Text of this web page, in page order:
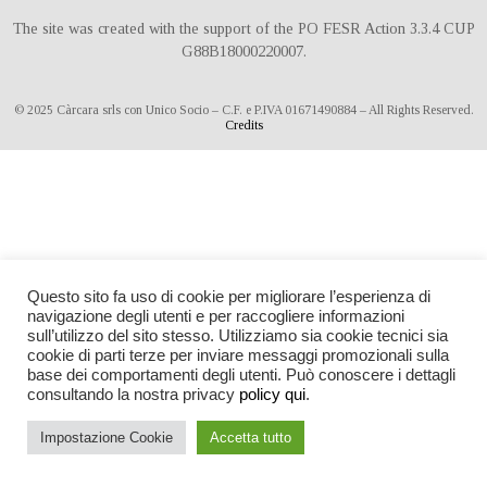
The site was created with the support of the PO FESR Action 3.3.4 CUP
G88B18000220007.
© 2025 Càrcara srls con Unico Socio – C.F. e P.IVA 01671490884 – All Rights Reserved.
Credits
Questo sito fa uso di cookie per migliorare l’esperienza di
navigazione degli utenti e per raccogliere informazioni
sull’utilizzo del sito stesso. Utilizziamo sia cookie tecnici sia
cookie di parti terze per inviare messaggi promozionali sulla
base dei comportamenti degli utenti. Può conoscere i dettagli
consultando la nostra privacy policy qui.
Impostazione Cookie Accetta tutto